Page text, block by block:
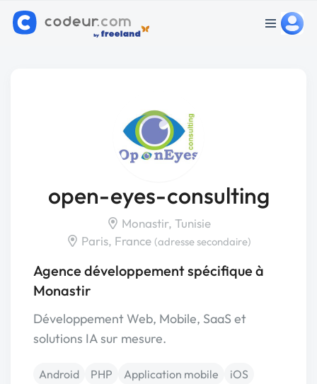
open-eyes-consulting
Monastir, Tunisie
Paris, France (adresse secondaire)
Agence développement spécifique à
Monastir
Développement Web, Mobile, SaaS et
solutions IA sur mesure.
Android PHP Application mobile
iOS